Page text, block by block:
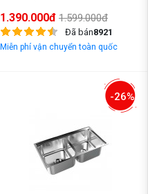
1.390.000đ 1.599.000đ
Đã bán8921
Miễn phí vận chuyển toàn quốc
-26%